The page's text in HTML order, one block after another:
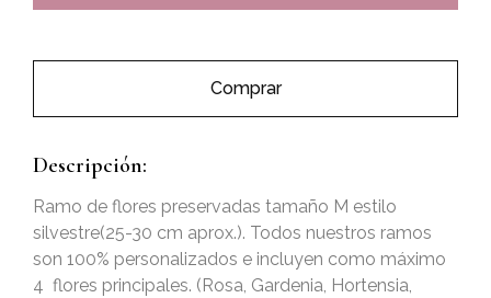
Comprar
Descripción:
Ramo de flores preservadas tamaño M estilo
silvestre(25-30 cm aprox.). Todos nuestros ramos
son 100% personalizados e incluyen como máximo
4 flores principales. (Rosa, Gardenia, Hortensia,